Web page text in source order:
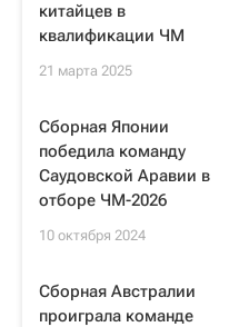
китайцев в
квалификации ЧМ
21 марта 2025
Сборная Японии
победила команду
Саудовской Аравии в
отборе ЧМ-2026
10 октября 2024
Сборная Австралии
проиграла команде